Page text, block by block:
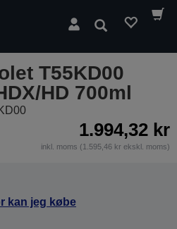
Søg
T55KD00
HD 700ml
1.994,32 kr
inkl. moms (1.595,46 kr ekskl. moms)
kan jeg købe